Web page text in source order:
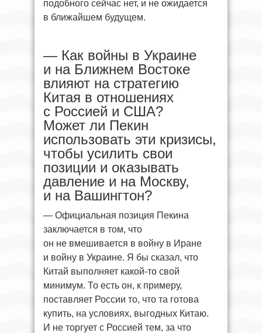
подобного сейчас нет, и не ожидается
в ближайшем будущем.
— Как войны в Украине
и на Ближнем Востоке
влияют на стратегию
Китая в отношениях
с Россией и США?
Может ли Пекин
использовать эти кризисы,
чтобы усилить свои
позиции и оказывать
давление и на Москву,
и на Вашингтон?
— Официальная позиция Пекина
заключается в том, что
он не вмешивается в войну в Иране
и войну в Украине. Я бы сказал, что
Китай выполняет какой-то свой
минимум. То есть он, к примеру,
поставляет России то, что та готова
купить, на условиях, выгодных Китаю.
И не торгует с Россией тем, за что